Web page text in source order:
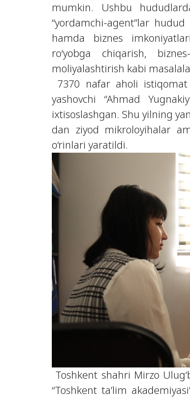
mumkin. Ushbu
“yordamchi-agent”lar
hamda biznes
ro‘yobga chiqarish,
moliyalashtirish kabi
7370 nafar aholi
yashovchi “Ahmad
ixtisoslashgan. Shu yilning
dan ziyod mikroloyihalar
o‘rinlari yaratildi.
Toshkent shahri Mirzo
“Toshkent ta’lim